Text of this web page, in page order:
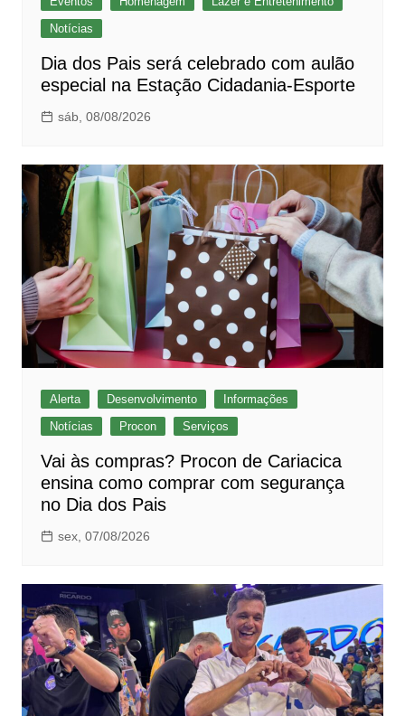
Notícias
Dia dos Pais será celebrado com aulão
especial na Estação Cidadania-Esporte
sáb, 08/08/2026
Alerta Desenvolvimento
Informações
Notícias
Procon Serviços
Vai às compras? Procon de Cariacica
ensina como comprar com segurança
no Dia dos Pais
sex, 07/08/2026